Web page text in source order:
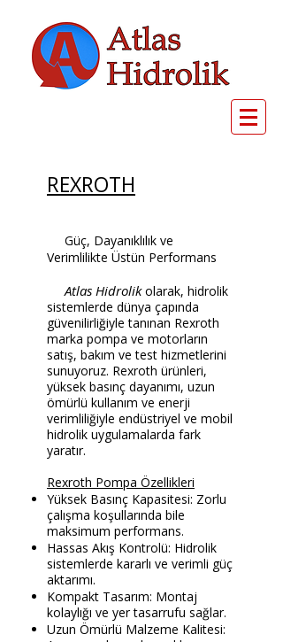
REXROTH
Güç, Dayanıklılık ve
Verimlilikte Üstün Performans
Atlas Hidrolikolarak, hidrolik
sistemlerde dünya çapında
güvenilirliğiyle tanınan Rexroth
marka pompa ve motorların
satış, bakım ve test hizmetlerini
sunuyoruz. Rexroth ürünleri,
yüksek basınç dayanımı, uzun
ömürlü kullanım ve enerji
verimliliğiyle endüstriyel ve mobil
hidrolik uygulamalarda fark
yaratır.
Rexroth Pompa Özellikleri
Yüksek Basınç Kapasitesi: Zorlu
çalışma koşullarında bile
maksimum performans.
Hassas Akış Kontrolü: Hidrolik
sistemlerde kararlı ve verimli güç
aktarımı.
Kompakt Tasarım: Montaj
kolaylığı ve yer tasarrufu sağlar.
Uzun Ömürlü Malzeme Kalitesi: